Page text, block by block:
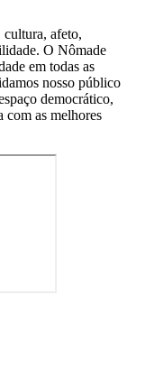
afeto,
O Nômade
em todas as
nosso público
democrático,
com as melhores